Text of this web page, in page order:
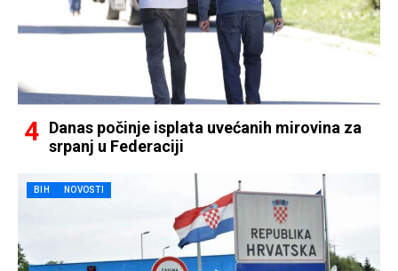
Danas počinje isplata uvećanih mirovina za
srpanj u Federaciji
BIH NOVOSTI